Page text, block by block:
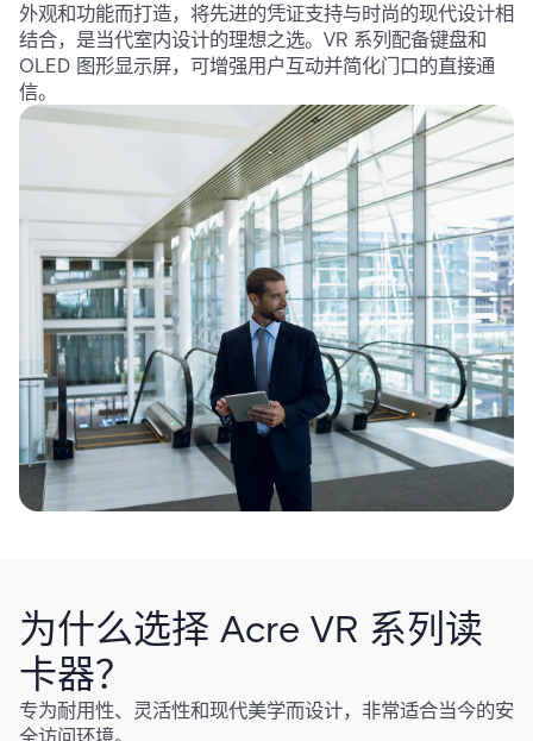
外观和功能而打造，将先进的凭证支持与时尚的现代设计相
结合，是当代室内设计的理想之选。VR 系列配备键盘和
OLED 图形显示屏，可增强用户互动并简化门口的直接通
信。
为什么选择 Acre VR 系列读
卡器？
专为耐用性、灵活性和现代美学而设计，非常适合当今的安